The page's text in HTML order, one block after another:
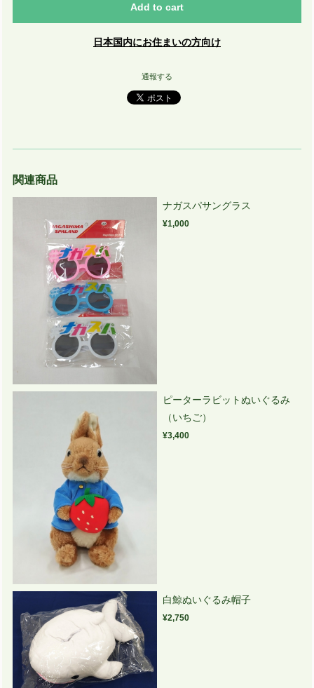
Add to cart
日本国内にお住まいの方向け
通報する
関連商品
ナガスパサングラス
¥1,000
ピーターラビットぬいぐるみ
（いちご）
¥3,400
白鯨ぬいぐるみ帽子
¥2,750